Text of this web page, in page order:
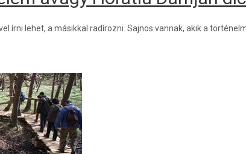
írni lehet, a másikkal radírozni. Sajnos vannak, akik a